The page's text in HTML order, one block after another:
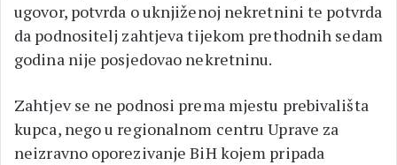
ugovor, potvrda o uknjiženoj nekretnini te potvrda
da podnositelj zahtjeva tijekom prethodnih sedam
godina nije posjedovao nekretninu.
Zahtjev se ne podnosi prema mjestu prebivališta
kupca, nego u regionalnom centru Uprave za
neizravno oporezivanje BiH kojem pripada